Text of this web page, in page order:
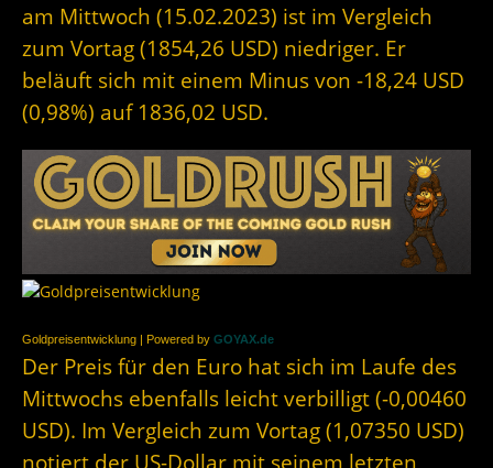
am Mittwoch (15.02.2023) ist im Vergleich
zum Vortag (1854,26 USD) niedriger. Er
beläuft sich mit einem Minus von -18,24 USD
(0,98%) auf 1836,02 USD.
Goldpreisentwicklung | Powered by GOYAX.de
Der Preis für den Euro hat sich im Laufe des
Mittwochs ebenfalls leicht verbilligt (-0,00460
USD). Im Vergleich zum Vortag (1,07350 USD)
notiert der US-Dollar mit seinem letzten